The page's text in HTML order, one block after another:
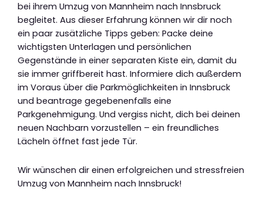
bei ihrem Umzug von Mannheim nach Innsbruck
begleitet. Aus dieser Erfahrung können wir dir noch
ein paar zusätzliche Tipps geben: Packe deine
wichtigsten Unterlagen und persönlichen
Gegenstände in einer separaten Kiste ein, damit du
sie immer griffbereit hast. Informiere dich außerdem
im Voraus über die Parkmöglichkeiten in Innsbruck
und beantrage gegebenenfalls eine
Parkgenehmigung. Und vergiss nicht, dich bei deinen
neuen Nachbarn vorzustellen – ein freundliches
Lächeln öffnet fast jede Tür.
Wir wünschen dir einen erfolgreichen und stressfreien
Umzug von Mannheim nach Innsbruck!